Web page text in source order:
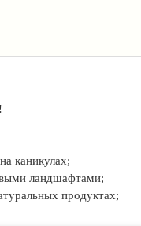
каникулах;
ландшафтами;
продуктах;